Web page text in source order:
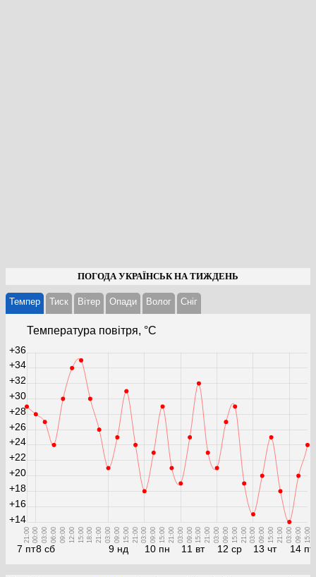
ПОГОДА УКРАЇНСЬК НА ТИЖДЕНЬ
Темпер Тиск Вітер Опади Волог Cніг
Температура повітря, °С
7 пт
21:00
8 сб
00:00 03:00 06:00 09:00 12:00 15:00 18:00 21:00
9 нд
03:00 09:00 15:00 21:00
10 пн
03:00 09:00 15:00 21:00
11 вт
03:00 09:00 15:00 21:00
12 ср
03:00 09:00 15:00 21:00
13 чт
03:00 09:00 15:00 21:00
14 пт
03:00 09:00 15:00
+14
+16
+18
+20
+22
+24
+26
+28
+30
+32
+34
+36